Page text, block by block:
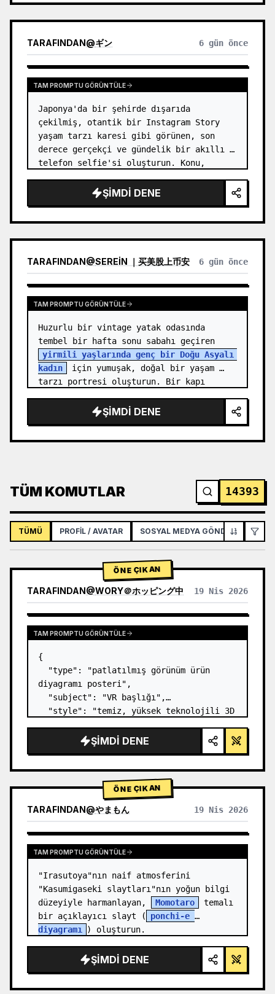
TARAFINDAN@ギン 6 gün önce
TAM PROMPTU GÖRÜNTÜLE
Japonya'da bir şehirde dışarıda
çekilmiş, otantik bir Instagram Story
yaşam tarzı karesi gibi görünen, son
derece gerçekçi ve gündelik bir akıllı
ŞIMDI DENE
TARAFINDAN@SEREIN ｜买美股上币安 6 gün önce
TAM PROMPTU GÖRÜNTÜLE
Huzurlu bir vintage yatak odasında
yirmili yaşlarında genç bir Doğu Asyalı
kadın
için yumuşak, doğal bir yaşam
tarzı portresi oluşturun. Bir kapı
ŞIMDI DENE
TÜM KOMUTLAR 14393
TÜMÜ PROFIL / AVATAR SOSYAL MEDYA GÖNDERISI
ÖNE ÇIKAN
TARAFINDAN@WORY＠ホッピング中 19 Nis 2026
TAM PROMPTU GÖRÜNTÜLE
{
  "type": "patlatılmış görünüm ürün
diyagramı posteri",
  "subject": "VR başlığı",
  "style": "temiz, yüksek teknolojili 3D
vurgular",
  "background": "{argument
default=\"yumuşak mor ve mavi gr…
ŞIMDI DENE
ÖNE ÇIKAN
TARAFINDAN@やまもん 19 Nis 2026
DIĞER MODELLERIN SONUÇLARINI GÖRÜNTÜLE
TAM PROMPTU GÖRÜNTÜLE
"Irasutoya"nın naif atmosferini
"Kasumigaseki slaytları"nın yoğun bilgi
düzeyiyle harmanlayan,
Momotaro
temalı
bir açıklayıcı slayt (
ponchi-e
diyagramı
) oluşturun.
ŞIMDI DENE